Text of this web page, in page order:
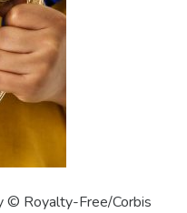
© Royalty-Free/Corbis